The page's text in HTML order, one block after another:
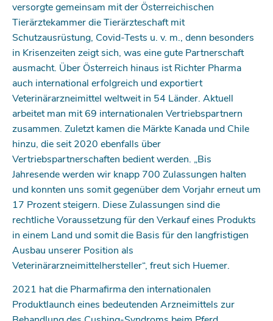
versorgte gemeinsam mit der Österreichischen
Tierärztekammer die Tierärzteschaft mit
Schutzausrüstung, Covid-Tests u. v. m., denn besonders
in Krisenzeiten zeigt sich, was eine gute Partnerschaft
ausmacht. Über Österreich hinaus ist Richter Pharma
auch international erfolgreich und exportiert
Veterinärarzneimittel weltweit in 54 Länder. Aktuell
arbeitet man mit 69 internationalen Vertriebspartnern
zusammen. Zuletzt kamen die Märkte Kanada und Chile
hinzu, die seit 2020 ebenfalls über
Vertriebspartnerschaften bedient werden. „Bis
Jahresende werden wir knapp 700 Zulassungen halten
und konnten uns somit gegenüber dem Vorjahr erneut um
17 Prozent steigern. Diese Zulassungen sind die
rechtliche Voraussetzung für den Verkauf eines Produkts
in einem Land und somit die Basis für den langfristigen
Ausbau unserer Position als
Veterinärarzneimittelhersteller“, freut sich Huemer.
2021 hat die Pharmafirma den internationalen
Produktlaunch eines bedeutenden Arzneimittels zur